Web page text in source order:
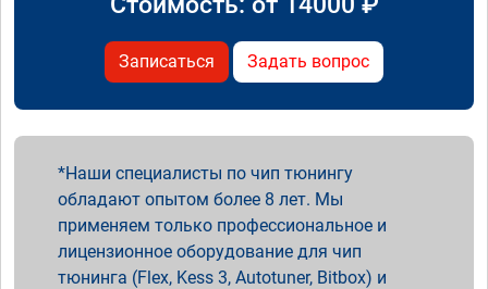
Записаться Задать вопрос
Наши специалисты по чип тюнингу
обладают опытом более 8 лет. Мы
применяем только профессиональное и
лицензионное оборудование для чип
тюнинга (Flex, Kess 3, Autotuner, Bitbox) и